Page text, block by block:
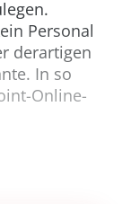
Personal
derartigen
In so
Online-